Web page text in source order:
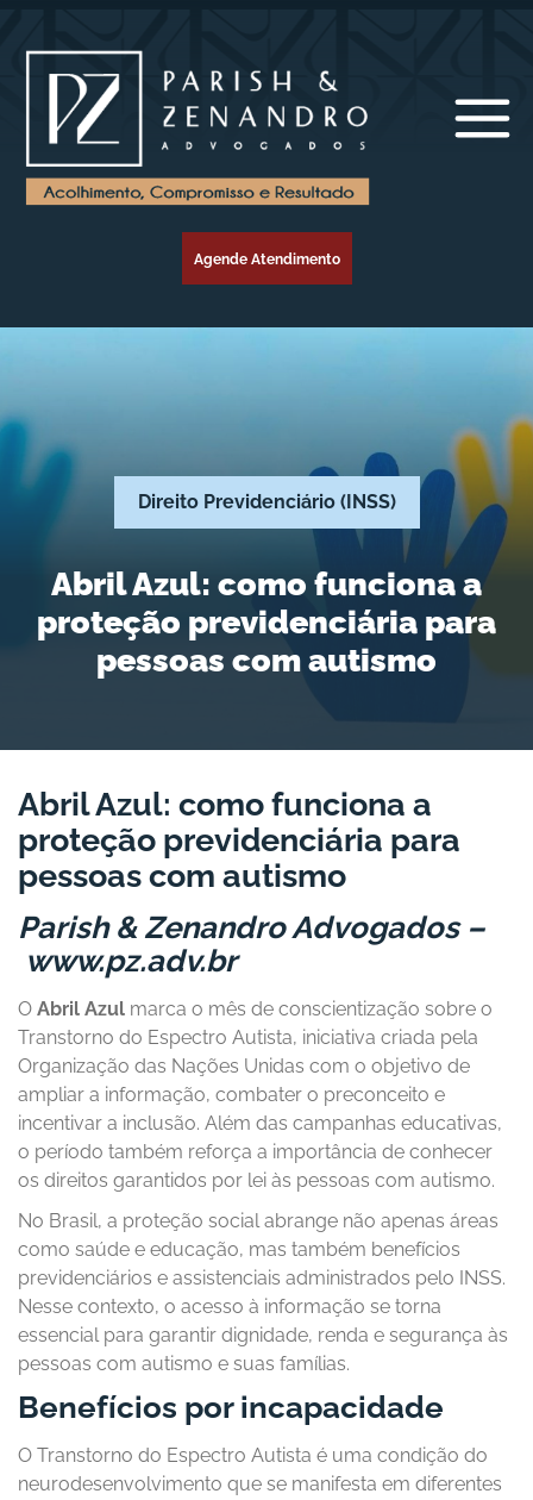
Agende Atendimento
Direito Previdenciário (INSS)
Abril Azul: como funciona a
proteção previdenciária para
pessoas com autismo
Abril Azul: como funciona a
proteção previdenciária para
pessoas com autismo
Parish & Zenandro Advogados –
www.pz.adv.br
O Abril Azul marca o mês de conscientização sobre o
Transtorno do Espectro Autista, iniciativa criada pela
Organização das Nações Unidas com o objetivo de
ampliar a informação, combater o preconceito e
incentivar a inclusão. Além das campanhas educativas,
o período também reforça a importância de conhecer
os direitos garantidos por lei às pessoas com autismo.
No Brasil, a proteção social abrange não apenas áreas
como saúde e educação, mas também benefícios
previdenciários e assistenciais administrados pelo INSS.
Nesse contexto, o acesso à informação se torna
essencial para garantir dignidade, renda e segurança às
pessoas com autismo e suas famílias.
Benefícios por incapacidade
O Transtorno do Espectro Autista é uma condição do
neurodesenvolvimento que se manifesta em diferentes